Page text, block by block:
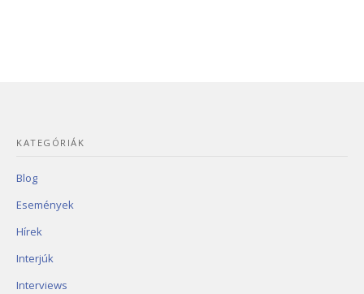
KATEGÓRIÁK
Blog
Események
Hírek
Interjúk
Interviews